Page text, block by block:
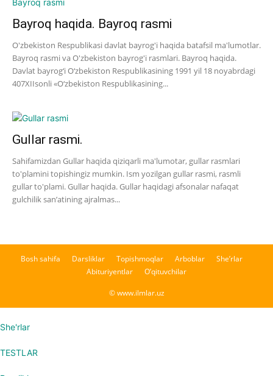
Bayroq haqida. Bayroq rasmi
O'zbekiston Respublikasi davlat bayrog'i haqida batafsil ma'lumotlar.
Bayroq rasmi va O'zbekiston bayrog'i rasmlari. Bayroq haqida.
Davlat bayrog‘i O‘zbekiston Respublikasining 1991 yil 18 noyabrdagi
407­XII­sonli «O‘zbekiston Respublikasining...
Gullar rasmi.
Sahifamizdan Gullar haqida qiziqarli ma'lumotar, gullar rasmlari
to'plamini topishingiz mumkin. Ism yozilgan gullar rasmi, rasmli
gullar to'plami. Gullar haqida. Gullar haqidagi afsonalar nafaqat
gulchilik san’atining ajralmas...
Bosh sahifa Darsliklar Topishmoqlar Arboblar
She’rlar
Abituriyentlar
O’qituvchilar
© www.ilmlar.uz
She'rlar
TESTLAR